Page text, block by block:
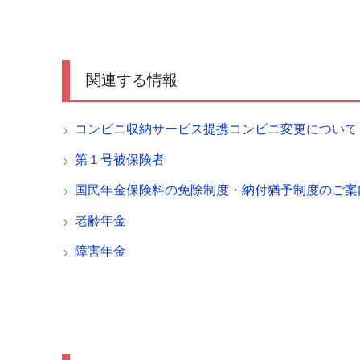
関連する情報
コンビニ収納サービス提携コンビニ変更について
第１号被保険者
国民年金保険料の免除制度・納付猶予制度のご案
老齢年金
障害年金